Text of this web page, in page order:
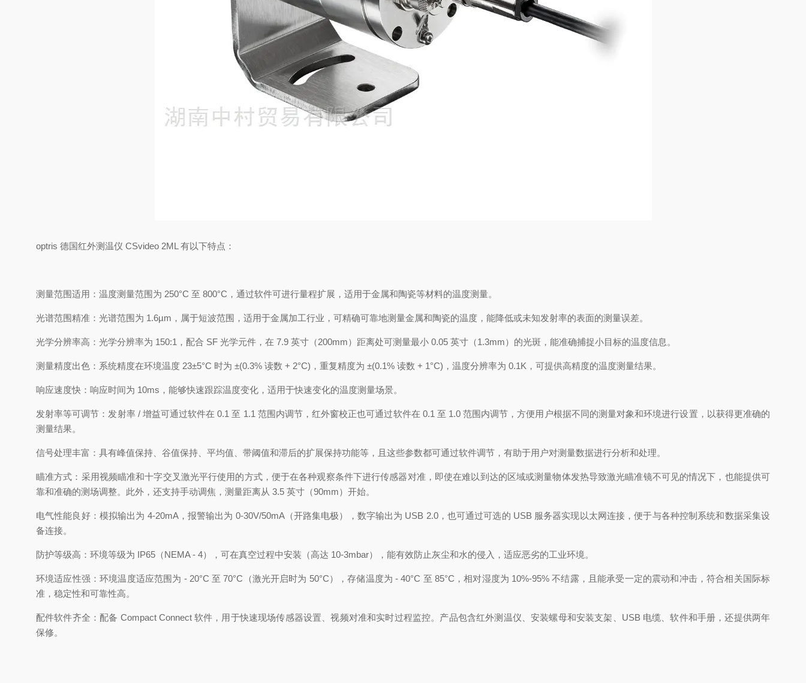
optris 德国红外测温仪 CSvideo 2ML 有以下特点：
测量范围适用：温度测量范围为 250°C 至 800°C，通过软件可进行量程扩展，适用于金属和陶瓷等材料的温度测量。
光谱范围精准：光谱范围为 1.6µm，属于短波范围，适用于金属加工行业，可精确可靠地测量金属和陶瓷的温度，能降低或未知发射率的表面的测量误差。
光学分辨率高：光学分辨率为 150:1，配合 SF 光学元件，在 7.9 英寸（200mm）距离处可测量最小 0.05 英寸（1.3mm）的光斑，能准确捕捉小目标的温度信息。
测量精度出色：系统精度在环境温度 23±5°C 时为 ±(0.3% 读数 + 2°C)，重复精度为 ±(0.1% 读数 + 1°C)，温度分辨率为 0.1K，可提供高精度的温度测量结果。
响应速度快：响应时间为 10ms，能够快速跟踪温度变化，适用于快速变化的温度测量场景。
发射率等可调节：发射率 / 增益可通过软件在 0.1 至 1.1 范围内调节，红外窗校正也可通过软件在 0.1 至 1.0 范围内调节，方便用户根据不同的测量对象和环境进行设置，以获得更准确的
测量结果。
信号处理丰富：具有峰值保持、谷值保持、平均值、带阈值和滞后的扩展保持功能等，且这些参数都可通过软件调节，有助于用户对测量数据进行分析和处理。
瞄准方式：采用视频瞄准和十字交叉激光平行使用的方式，便于在各种观察条件下进行传感器对准，即使在难以到达的区域或测量物体发热导致激光瞄准镜不可见的情况下，也能提供可
靠和准确的测场调整。此外，还支持手动调焦，测量距离从 3.5 英寸（90mm）开始。
电气性能良好：模拟输出为 4-20mA，报警输出为 0-30V/50mA（开路集电极），数字输出为 USB 2.0，也可通过可选的 USB 服务器实现以太网连接，便于与各种控制系统和数据采集设
备连接。
防护等级高：环境等级为 IP65（NEMA - 4），可在真空过程中安装（高达 10-3mbar），能有效防止灰尘和水的侵入，适应恶劣的工业环境。
环境适应性强：环境温度适应范围为 - 20°C 至 70°C（激光开启时为 50°C），存储温度为 - 40°C 至 85°C，相对湿度为 10%-95% 不结露，且能承受一定的震动和冲击，符合相关国际标
准，稳定性和可靠性高。
配件软件齐全：配备 Compact Connect 软件，用于快速现场传感器设置、视频对准和实时过程监控。产品包含红外测温仪、安装螺母和安装支架、USB 电缆、软件和手册，还提供两年
保修。